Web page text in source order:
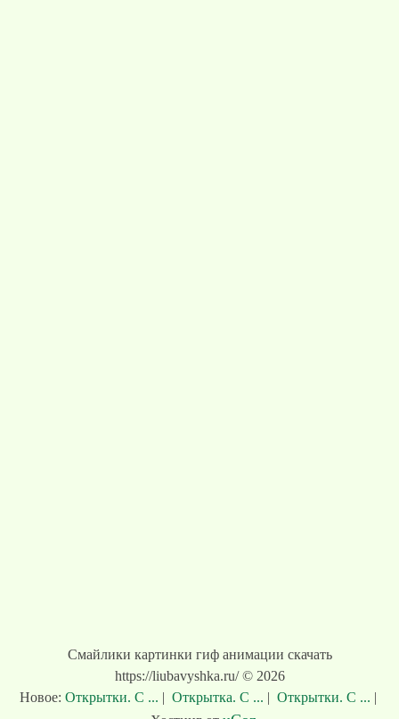
Смайлики картинки гиф анимации скачать
https://liubavyshka.ru/ © 2026
Новое: Открытки. С ... | Открытка. С ... | Открытки. С ... |